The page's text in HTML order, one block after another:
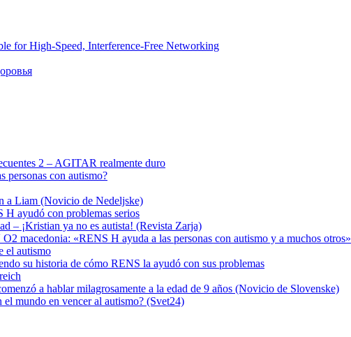
for High-Speed, Interference-Free Networking
2 – AGITAR realmente duro
personas con autismo?
a Liam (Novicio de Nedeljske)
H ayudó con problemas serios
– ¡Kristian ya no es autista! (Revista Zarja)
macedonia: «RENS H ayuda a las personas con autismo y a muchos otros»
el autismo
su historia de cómo RENS la ayudó con sus problemas
a hablar milagrosamente a la edad de 9 años (Novicio de Slovenske)
el mundo en vencer al autismo? (Svet24)